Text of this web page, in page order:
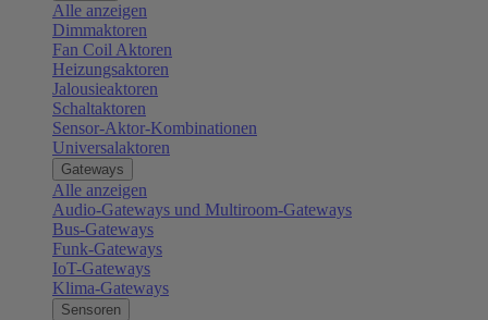
Alle anzeigen
Dimmaktoren
Fan Coil Aktoren
Heizungsaktoren
Jalousieaktoren
Schaltaktoren
Sensor-Aktor-Kombinationen
Universalaktoren
Gateways
Alle anzeigen
Audio-Gateways und Multiroom-Gateways
Bus-Gateways
Funk-Gateways
IoT-Gateways
Klima-Gateways
Sensoren